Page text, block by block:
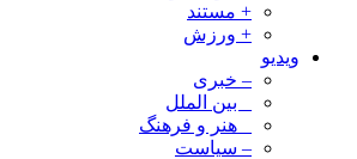
+ مستند
+ ورزش
ویدیو
– خبری
_ بین الملل
_ هنر و فرهنگ
– سیاست